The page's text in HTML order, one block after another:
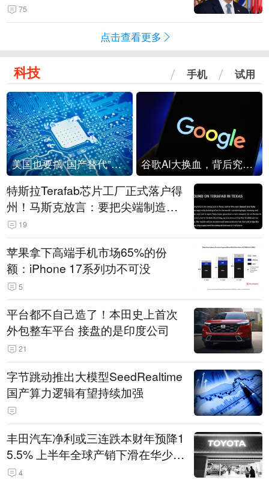
75
点击查看更多
科技 手机 试用
美国也要搞“国产替代”？先算清三笔账 谷歌AI大换血，背后究竟发生了什么？
特斯拉Terafab芯片工厂正式落户得
州！马斯克放言：要把尖端制造带
回美国
19
苹果拿下高端手机市场65%的份
额：iPhone 17系列功不可没
5
平台都不自己造了！本田史上首次
外包整车平台 接盘的是印度公司
21
字节跳动推出大模型SeedRealtime
国产算力逻辑有望持续加强
丰田汽车净利或三连跌本财年预降1
5.5% 上半年全球产销下滑在华少卖
14.3万辆
4